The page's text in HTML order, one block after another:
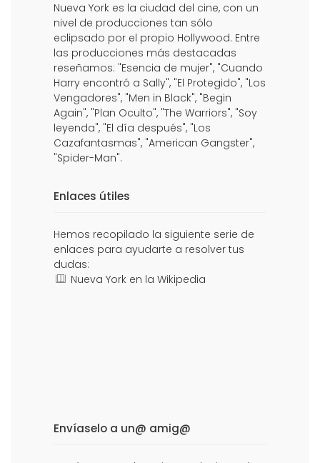
Nueva York es la ciudad del cine, con un
nivel de producciones tan sólo
eclipsado por el propio Hollywood. Entre
las producciones más destacadas
reseñamos: "Esencia de mujer", "Cuando
Harry encontró a Sally", "El Protegido", "Los
Vengadores", "Men in Black", "Begin
Again", "Plan Oculto", "The Warriors", "Soy
leyenda", "El día después", "Los
Cazafantasmas", "American Gangster",
"Spider-Man".
Enlaces útiles
Hemos recopilado la siguiente serie de
enlaces para ayudarte a resolver tus
dudas:
Nueva York en la Wikipedia
Envíaselo a un@ amig@